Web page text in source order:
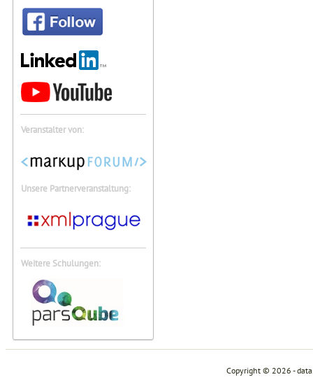
Veranstalter von:
Unsere Partnerveranstaltung:
Weitere Schulungen:
Copyright © 2026 -